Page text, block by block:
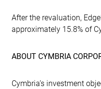
After the revaluation,
approximately 15.8% of
ABOUT CYMBRIA
Cymbria’s investment